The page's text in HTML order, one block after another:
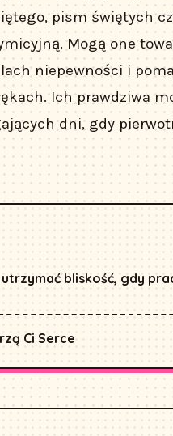
pism świętych
Mogą one
niepewności i
Ich prawdziwa
dni, gdy
bliskość, gdy
Ci Serce